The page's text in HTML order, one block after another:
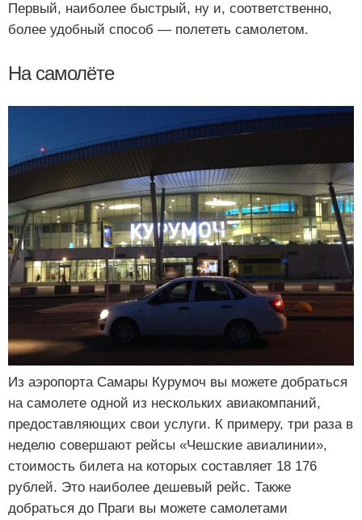
Первый, наиболее быстрый, ну и, соответственно,
более удобный способ — полететь самолетом.
На самолёте
Из аэропорта Самары Курумоч вы можете добраться
на самолете одной из нескольких авиакомпаний,
предоставляющих свои услуги. К примеру, три раза в
неделю совершают рейсы «Чешские авиалинии»,
стоимость билета на которых составляет 18 176
рублей. Это наиболее дешевый рейс. Также
добраться до Праги вы можете самолетами